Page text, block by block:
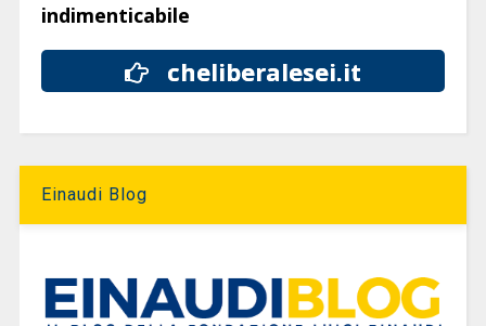
indimenticabile
cheliberalesei.it
Einaudi Blog